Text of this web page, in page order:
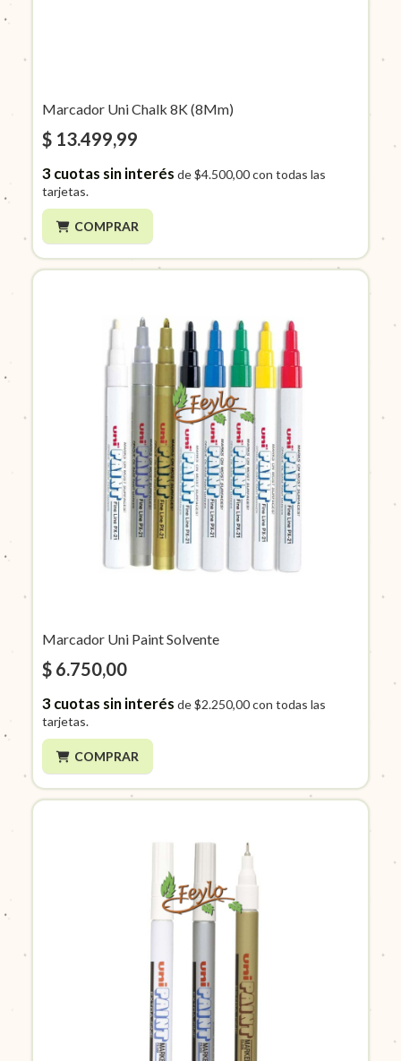
Marcador Uni Chalk 8K (8Mm)
$ 13.499,99
3cuotas sin interés de$4.500,00con todas las
tarjetas.
COMPRAR
Marcador Uni Paint Solvente
$ 6.750,00
3cuotas sin interés de$2.250,00con todas las
tarjetas.
COMPRAR